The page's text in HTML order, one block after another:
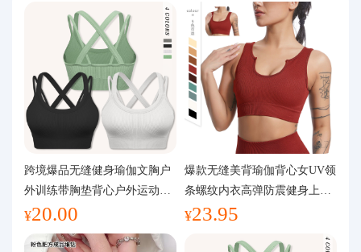
最新公告
物流资讯
代购问答
关于我们
跨境爆品无缝健身瑜伽文胸户
外训练带胸垫背心户外运动瑜
伽服女
¥20.00
爆款无缝美背瑜伽背心女UV领
条螺纹内衣高弹防震健身上装
运动文胸
¥23.95